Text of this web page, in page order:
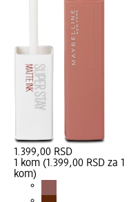
1.399,00 RSD
1 kom (1.399,00 RSD za 1
kom)